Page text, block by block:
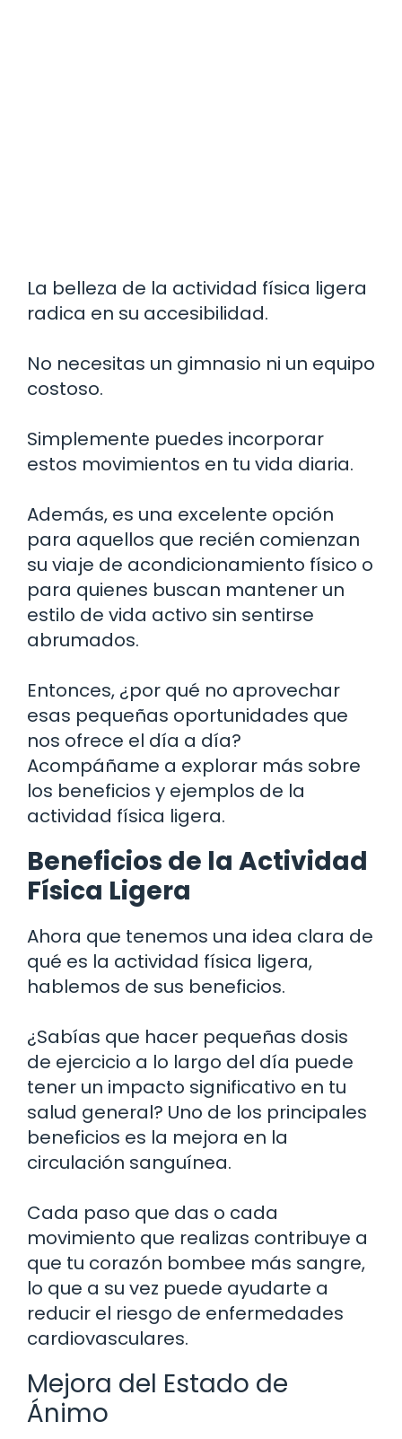
La belleza de la actividad física ligera
radica en su accesibilidad.
No necesitas un gimnasio ni un equipo
costoso.
Simplemente puedes incorporar
estos movimientos en tu vida diaria.
Además, es una excelente opción
para aquellos que recién comienzan
su viaje de acondicionamiento físico o
para quienes buscan mantener un
estilo de vida activo sin sentirse
abrumados.
Entonces, ¿por qué no aprovechar
esas pequeñas oportunidades que
nos ofrece el día a día?
Acompáñame a explorar más sobre
los beneficios y ejemplos de la
actividad física ligera.
Beneficios de la Actividad
Física Ligera
Ahora que tenemos una idea clara de
qué es la actividad física ligera,
hablemos de sus beneficios.
¿Sabías que hacer pequeñas dosis
de ejercicio a lo largo del día puede
tener un impacto significativo en tu
salud general? Uno de los principales
beneficios es la mejora en la
circulación sanguínea.
Cada paso que das o cada
movimiento que realizas contribuye a
que tu corazón bombee más sangre,
lo que a su vez puede ayudarte a
reducir el riesgo de enfermedades
cardiovasculares.
Mejora del Estado de
Ánimo